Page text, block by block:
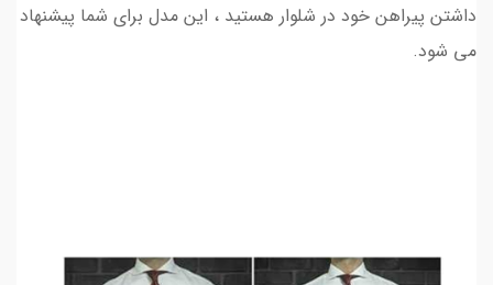
داشتن پیراهن خود در شلوار هستید ، این مدل برای شما پیشنهاد
می شود.